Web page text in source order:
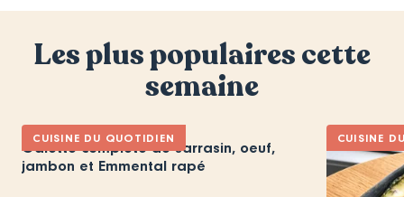
Les plus populaires cette
semaine
CUISINE DU QUOTIDIEN
Galette complète de sarrasin, oeuf,
jambon et Emmental rapé
CUISINE